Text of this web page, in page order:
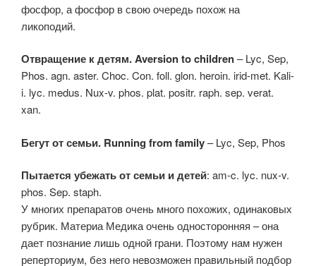
фосфор, а фосфор в свою очередь похож на
ликоподий.
Отвращение к детям. Aversion to children– Lyc, Sep,
Phos. agn. aster. Choc. Con. foll. glon. heroin. irid-met. Kali-
i. lyc. medus. Nux-v. phos. plat. positr. raph. sep. verat.
xan.
Бегут от семьи. Running from family– Lyc, Sep, Phos
Пытается убежать от семьи и детей: am-c. lyc. nux-v.
phos. Sep. staph.
У многих препаратов очень много похожих, одинаковых
рубрик. Материа Медика очень односторонняя – она
дает познание лишь одной грани. Поэтому нам нужен
реперториум, без него невозможен правильный подбор